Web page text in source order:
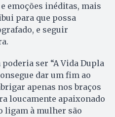
emoções inéditas, mais
para que possa
e seguir
ser “A Vida Dupla
dar um fim ao
apenas nos braços
loucamente apaixonado
ligam à mulher são